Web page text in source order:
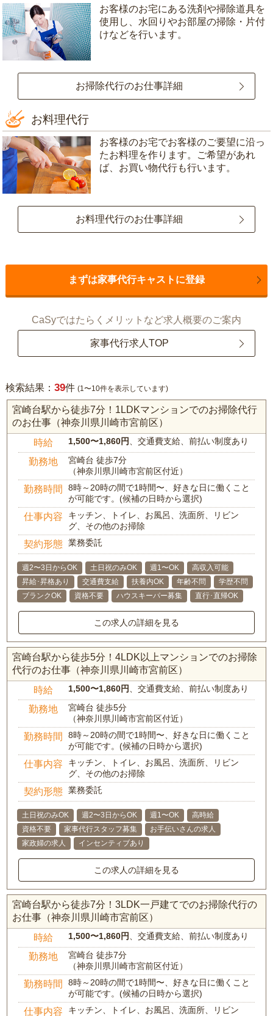
お客様のお宅にある洗剤や掃除道具を
使用し、水回りやお部屋の掃除・片付
けなどを行います。
お掃除代行のお仕事詳細
お料理代行
お客様のお宅でお客様のご要望に沿っ
たお料理を作ります。ご希望があれ
ば、お買い物代行も行います。
お料理代行のお仕事詳細
まずは家事代行キャストに登録
CaSyではたらくメリットなど求人概要のご案内
家事代行求人TOP
検索結果： 39件 (1〜10件を表示しています)
宮崎台駅から徒歩7分！1LDKマンションでのお掃除代行
のお仕事（神奈川県川崎市宮前区）
時給 1,500〜1,860円 、交通費支給、前払い制度あり
勤務地
宮崎台 徒歩7分
（神奈川県川崎市宮前区付近）
勤務時間
8時～20時の間で1時間〜、好きな日に働くこと
が可能です。(候補の日時から選択)
仕事内容
キッチン、トイレ、お風呂、洗面所、リビン
グ、その他のお掃除
契約形態 業務委託
週2〜3日からOK 土日祝のみOK 週1〜OK
高収入可能
昇給･昇格あり
交通費支給 扶養内OK 年齢不問
学歴不問
ブランクOK
資格不要 ハウスキーパー募集 直行･直帰OK
この求人の詳細を見る
宮崎台駅から徒歩5分！4LDK以上マンションでのお掃除
代行のお仕事（神奈川県川崎市宮前区）
時給 1,500〜1,860円 、交通費支給、前払い制度あり
勤務地
宮崎台 徒歩5分
（神奈川県川崎市宮前区付近）
勤務時間
8時～20時の間で1時間〜、好きな日に働くこと
が可能です。(候補の日時から選択)
仕事内容
キッチン、トイレ、お風呂、洗面所、リビン
グ、その他のお掃除
契約形態 業務委託
土日祝のみOK 週2〜3日からOK 週1〜OK
高時給
資格不要
家事代行スタッフ募集
お手伝いさんの求人
家政婦の求人
インセンティブあり
この求人の詳細を見る
宮崎台駅から徒歩7分！3LDK一戸建てでのお掃除代行の
お仕事（神奈川県川崎市宮前区）
時給 1,500〜1,860円 、交通費支給、前払い制度あり
勤務地
宮崎台 徒歩7分
（神奈川県川崎市宮前区付近）
勤務時間
8時～20時の間で1時間〜、好きな日に働くこと
が可能です。(候補の日時から選択)
仕事内容
キッチン、トイレ、お風呂、洗面所、リビン